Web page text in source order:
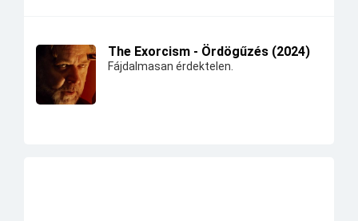
The Exorcism - Ördögűzés (2024)
Fájdalmasan érdektelen.